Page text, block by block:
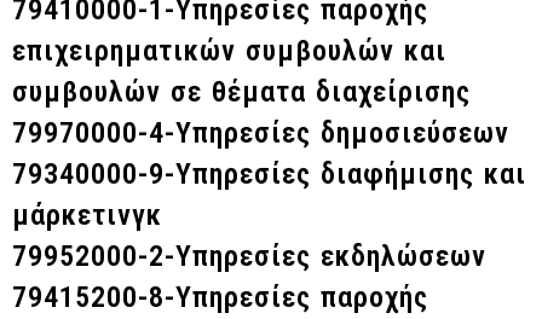
79410000-1-Υπηρεσίες παροχής
επιχειρηματικών συμβουλών και
συμβουλών σε θέματα διαχείρισης
79970000-4-Υπηρεσίες δημοσιεύσεων
79340000-9-Υπηρεσίες διαφήμισης και
μάρκετινγκ
79952000-2-Υπηρεσίες εκδηλώσεων
79415200-8-Υπηρεσίες παροχής